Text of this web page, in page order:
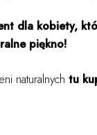
dla kobiety,
piękno!
naturalnych tu